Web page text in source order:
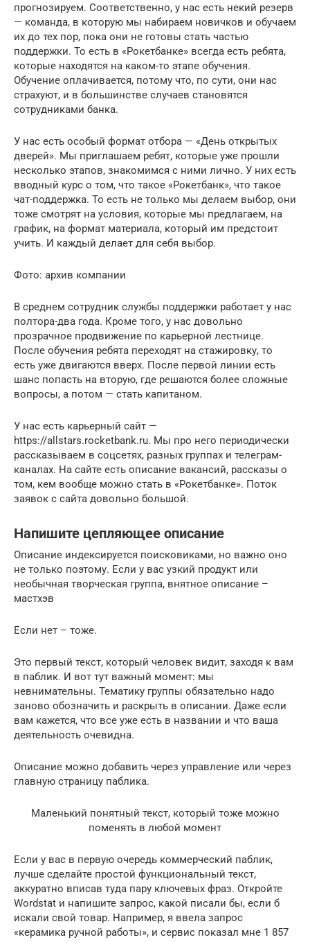
прогнозируем. Соответственно, у нас есть некий резерв
— команда, в которую мы набираем новичков и обучаем
их до тех пор, пока они не готовы стать частью
поддержки. То есть в «Рокетбанке» всегда есть ребята,
которые находятся на каком-то этапе обучения.
Обучение оплачивается, потому что, по сути, они нас
страхуют, и в большинстве случаев становятся
сотрудниками банка.
У нас есть особый формат отбора — «День открытых
дверей». Мы приглашаем ребят, которые уже прошли
несколько этапов, знакомимся с ними лично. У них есть
вводный курс о том, что такое «Рокетбанк», что такое
чат-поддержка. То есть не только мы делаем выбор, они
тоже смотрят на условия, которые мы предлагаем, на
график, на формат материала, который им предстоит
учить. И каждый делает для себя выбор.
Фото: архив компании
В среднем сотрудник службы поддержки работает у нас
полтора-два года. Кроме того, у нас довольно
прозрачное продвижение по карьерной лестнице.
После обучения ребята переходят на стажировку, то
есть уже двигаются вверх. После первой линии есть
шанс попасть на вторую, где решаются более сложные
вопросы, а потом — стать капитаном.
У нас есть карьерный сайт —
https://allstars.rocketbank.ru. Мы про него периодически
рассказываем в соцсетях, разных группах и телеграм-
каналах. На сайте есть описание вакансий, рассказы о
том, кем вообще можно стать в «Рокетбанке». Поток
заявок с сайта довольно большой.
Напишите цепляющее описание
Описание индексируется поисковиками, но важно оно
не только поэтому. Если у вас узкий продукт или
необычная творческая группа, внятное описание –
мастхэв
Если нет – тоже.
Это первый текст, который человек видит, заходя к вам
в паблик. И вот тут важный момент: мы
невнимательны. Тематику группы обязательно надо
заново обозначить и раскрыть в описании. Даже если
вам кажется, что все уже есть в названии и что ваша
деятельность очевидна.
Описание можно добавить через управление или через
главную страницу паблика.
Маленький понятный текст, который тоже можно
поменять в любой момент
Если у вас в первую очередь коммерческий паблик,
лучше сделайте простой функциональный текст,
аккуратно вписав туда пару ключевых фраз. Откройте
Wordstat и напишите запрос, какой писали бы, если б
искали свой товар. Например, я ввела запрос
«керамика ручной работы», и сервис показал мне 1 857